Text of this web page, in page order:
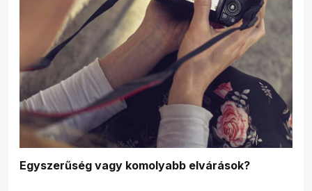
Egyszerűség vagy komolyabb elvárások?